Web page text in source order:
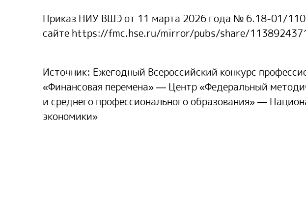
Приказ НИУ ВШЭ от 11 марта 2026 года № 6.18-01/
сайте https://fmc.hse.ru/mirror/pubs/share/
Источник: Ежегодный Всероссийский конкурс
«Финансовая перемена» — Центр «Федеральный
и среднего профессионального образования» —
экономики»